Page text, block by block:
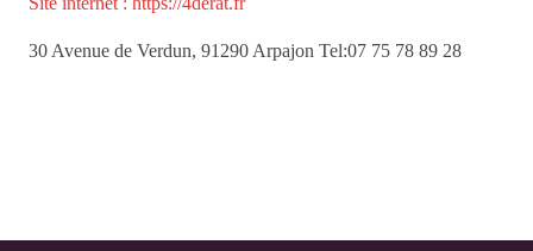
30 Avenue de Verdun, 91290 Arpajon Tel:07 75 78 89 28